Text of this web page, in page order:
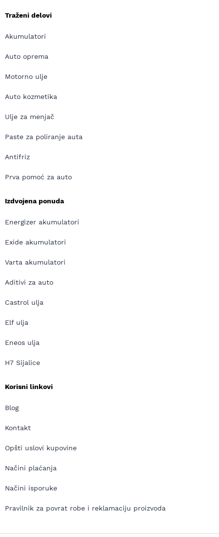
Traženi delovi
Akumulatori
Auto oprema
Motorno ulje
Auto kozmetika
Ulje za menjač
Paste za poliranje auta
Antifriz
Prva pomoć za auto
Izdvojena ponuda
Energizer akumulatori
Exide akumulatori
Varta akumulatori
Aditivi za auto
Castrol ulja
Elf ulja
Eneos ulja
H7 Sijalice
Korisni linkovi
Blog
Kontakt
Opšti uslovi kupovine
Načini plaćanja
Načini isporuke
Pravilnik za povrat robe i reklamaciju proizvoda